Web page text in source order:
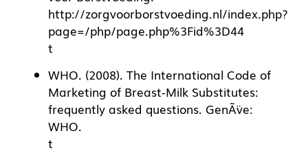
http://zorgvoorborstvoeding.nl/index.php?
page=/php/page.php%3Fid%3D44
t
WHO. (2008). The International Code of
Marketing of Breast-Milk Substitutes:
frequently asked questions. GenÃ¨ve:
WHO.
t